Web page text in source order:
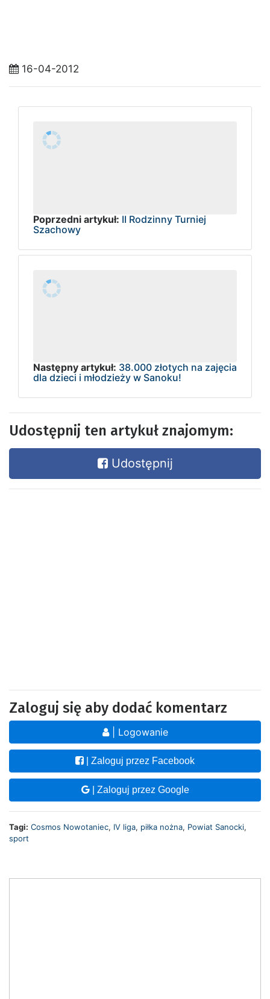
16-04-2012
Poprzedni artykuł: II Rodzinny Turniej
Szachowy
Następny artykuł: 38.000 złotych na zajęcia
dla dzieci i młodzieży w Sanoku!
Udostępnij ten artykuł znajomym:
Udostępnij
Zaloguj się aby dodać komentarz
| Logowanie
| Zaloguj przez Facebook
| Zaloguj przez Google
Tagi: Cosmos Nowotaniec, IV liga, piłka nożna, Powiat Sanocki,
sport